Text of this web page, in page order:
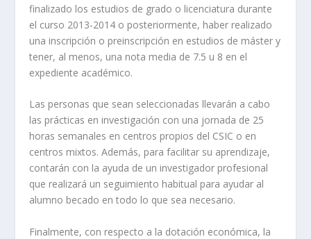
finalizado los estudios de grado o licenciatura durante
el curso 2013-2014 o posteriormente, haber realizado
una inscripción o preinscripción en estudios de máster y
tener, al menos, una nota media de 7.5 u 8 en el
expediente académico.
Las personas que sean seleccionadas llevarán a cabo
las prácticas en investigación con una jornada de 25
horas semanales en centros propios del CSIC o en
centros mixtos. Además, para facilitar su aprendizaje,
contarán con la ayuda de un investigador profesional
que realizará un seguimiento habitual para ayudar al
alumno becado en todo lo que sea necesario.
Finalmente, con respecto a la dotación económica, la